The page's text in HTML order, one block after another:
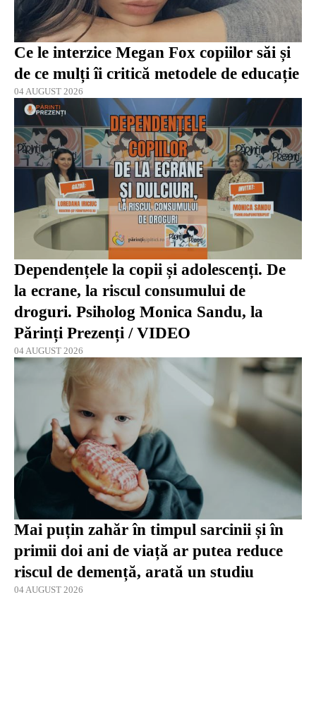
Ce le interzice Megan Fox copiilor săi și
de ce mulți îi critică metodele de educație
04 AUGUST 2026
Dependențele la copii și adolescenți. De
la ecrane, la riscul consumului de
droguri. Psiholog Monica Sandu, la
Părinți Prezenți / VIDEO
04 AUGUST 2026
Mai puțin zahăr în timpul sarcinii și în
primii doi ani de viață ar putea reduce
riscul de demență, arată un studiu
04 AUGUST 2026